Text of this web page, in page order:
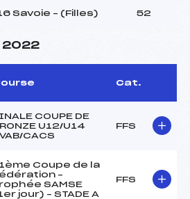
Savoie – (Filles) 52
2022
Cat.
COUPE DE
U12/U14
CACS
FFS
Coupe de la
–
SAMSE
jour) – STADE A
FFS